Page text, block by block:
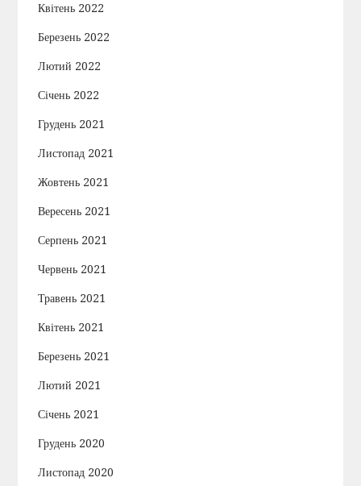
Квітень 2022
Березень 2022
Лютий 2022
Січень 2022
Грудень 2021
Листопад 2021
Жовтень 2021
Вересень 2021
Серпень 2021
Червень 2021
Травень 2021
Квітень 2021
Березень 2021
Лютий 2021
Січень 2021
Грудень 2020
Листопад 2020